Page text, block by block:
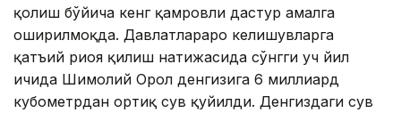
қолиш бўйича кенг қамровли дастур амалга
оширилмоқда. Давлатлараро келишувларга
қатъий риоя қилиш натижасида сўнгги уч йил
ичида Шимолий Орол денгизига 6 миллиард
кубометрдан ортиқ сув қуйилди. Денгиздаги сув